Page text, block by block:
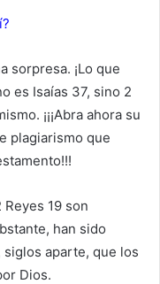
sorpresa. ¡Lo que
es Isaías 37, sino 2
¡¡¡Abra ahora su
plagiarismo que
19 son
han sido
aparte, que los
Dios.